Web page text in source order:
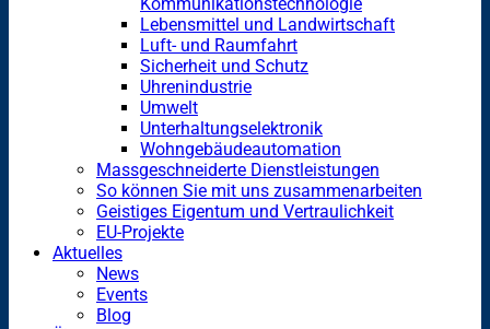
Lebensmittel und Landwirtschaft
Luft- und Raumfahrt
Sicherheit und Schutz
Uhrenindustrie
Umwelt
Unterhaltungselektronik
Wohngebäudeautomation
Massgeschneiderte Dienstleistungen
So können Sie mit uns zusammenarbeiten
Geistiges Eigentum und Vertraulichkeit
EU-Projekte
Aktuelles
News
Events
Blog